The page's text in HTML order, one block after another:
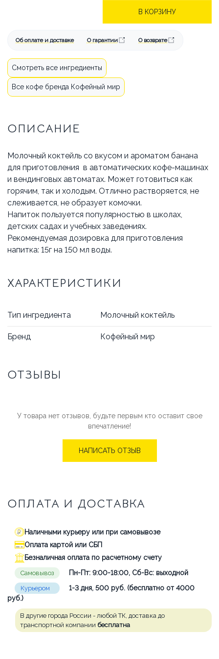
ОПЛАТА И ДОСТАВКА
ОТВЕЧАЕМ НА ВОПРОСЫ
СТАТЬИ
ОБ АРЕНДЕ
КОНТАКТЫ
В КОРЗИНУ
Об оплате и доставке О гарантии О возврате
Смотреть все ингредиенты
Все кофе бренда Кофейный мир
ОПИСАНИЕ
Молочный коктейль со вкусом и ароматом банана
для приготовления в автоматических кофе-машинах
и вендинговых автоматах. Может готовиться как
горячим, так и холодым. Отлично растворяется, не
слеживается, не образует комочки.
Напиток пользуется популярностью в школах,
детских садах и учебных заведениях.
Рекомендуемая дозировка для приготовления
напитка: 15г на 150 мл воды.
ХАРАКТЕРИСТИКИ
Тип ингредиента Молочный коктейль
Бренд Кофейный мир
ОТЗЫВЫ
У товара нет отзывов, будьте первым кто оставит свое
впечатление!
НАПИСАТЬ ОТЗЫВ
ОПЛАТА И ДОСТАВКА
Наличными курьеру или при самовывозе
Оплата картой или СБП
Безналичная оплата по расчетному счету
Самовывоз Пн-Пт: 9:00-18:00, Сб-Вс: выходной
Курьером
1-3 дня, 500 руб. (бесплатно от 4000
руб.)
В другие города России - любой ТК, доставка до
транспортной компании бесплатна